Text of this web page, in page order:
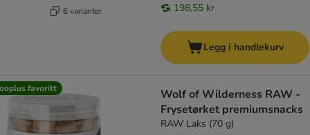
6 varianter 198,55 kr
Legg i handlekurv
favoritt
Wolf of Wilderness RAW -
Frysetørket premiumsnacks
RAW Laks (70 g)